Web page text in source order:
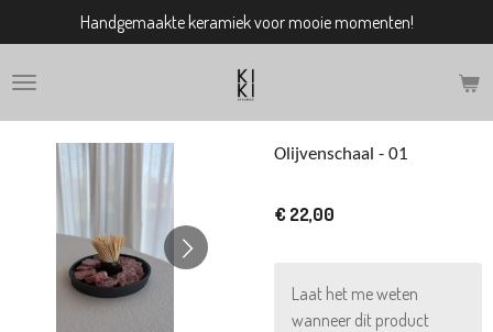
direct
naar
Handgemaakte keramiek voor mooie momenten!
Olijvenschaal - 01
€ 22,00
Laat het me weten
wanneer dit product